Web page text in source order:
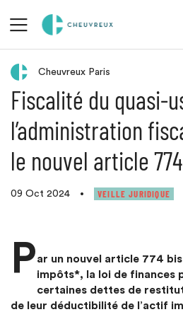
Retour aux actualités
Cheuvreux Paris
Fiscalité du quasi-
l’administration
le nouvel article
09 Oct 2024 • VEILLE JURIDIQUE
Par un nouvel article 774
impôts*, la loi de finances
certaines dettes de
de leur déductibilité de l’actif